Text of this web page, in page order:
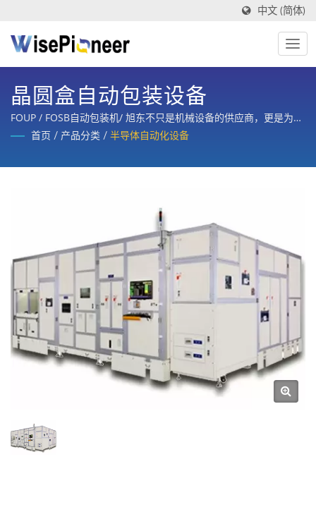
中文 (简体)
晶圆盒自动包装设备
FOUP / FOSB自动包装机/ 旭东不只是机械设备的供应商，更是为客
户提供制程设备，整合规划、设计、制造、训练与整厂售后服务的
首页 / 产品分类 / 半导体自动化设备